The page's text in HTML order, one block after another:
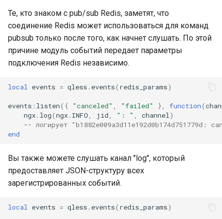
Те, кто знаком с pub/sub Redis, заметят, что
соединение Redis может использоваться для команд
pubsub только после того, как начнет слушать. По этой
причине модуль событий передает параметры
подключения Redis независимо.
local events = qless . events( redis_params)
events : listen({ "canceled" "failed" }, function(
ngx. log(ngx. INFO jid ": " channel )
-- логирует "b1882e009a3d11e192d0b174d751779d:
end
Вы также можете слушать канал "log", который
предоставляет JSON-структуру всех
зарегистрированных событий.
local events = qless . events( redis_params)